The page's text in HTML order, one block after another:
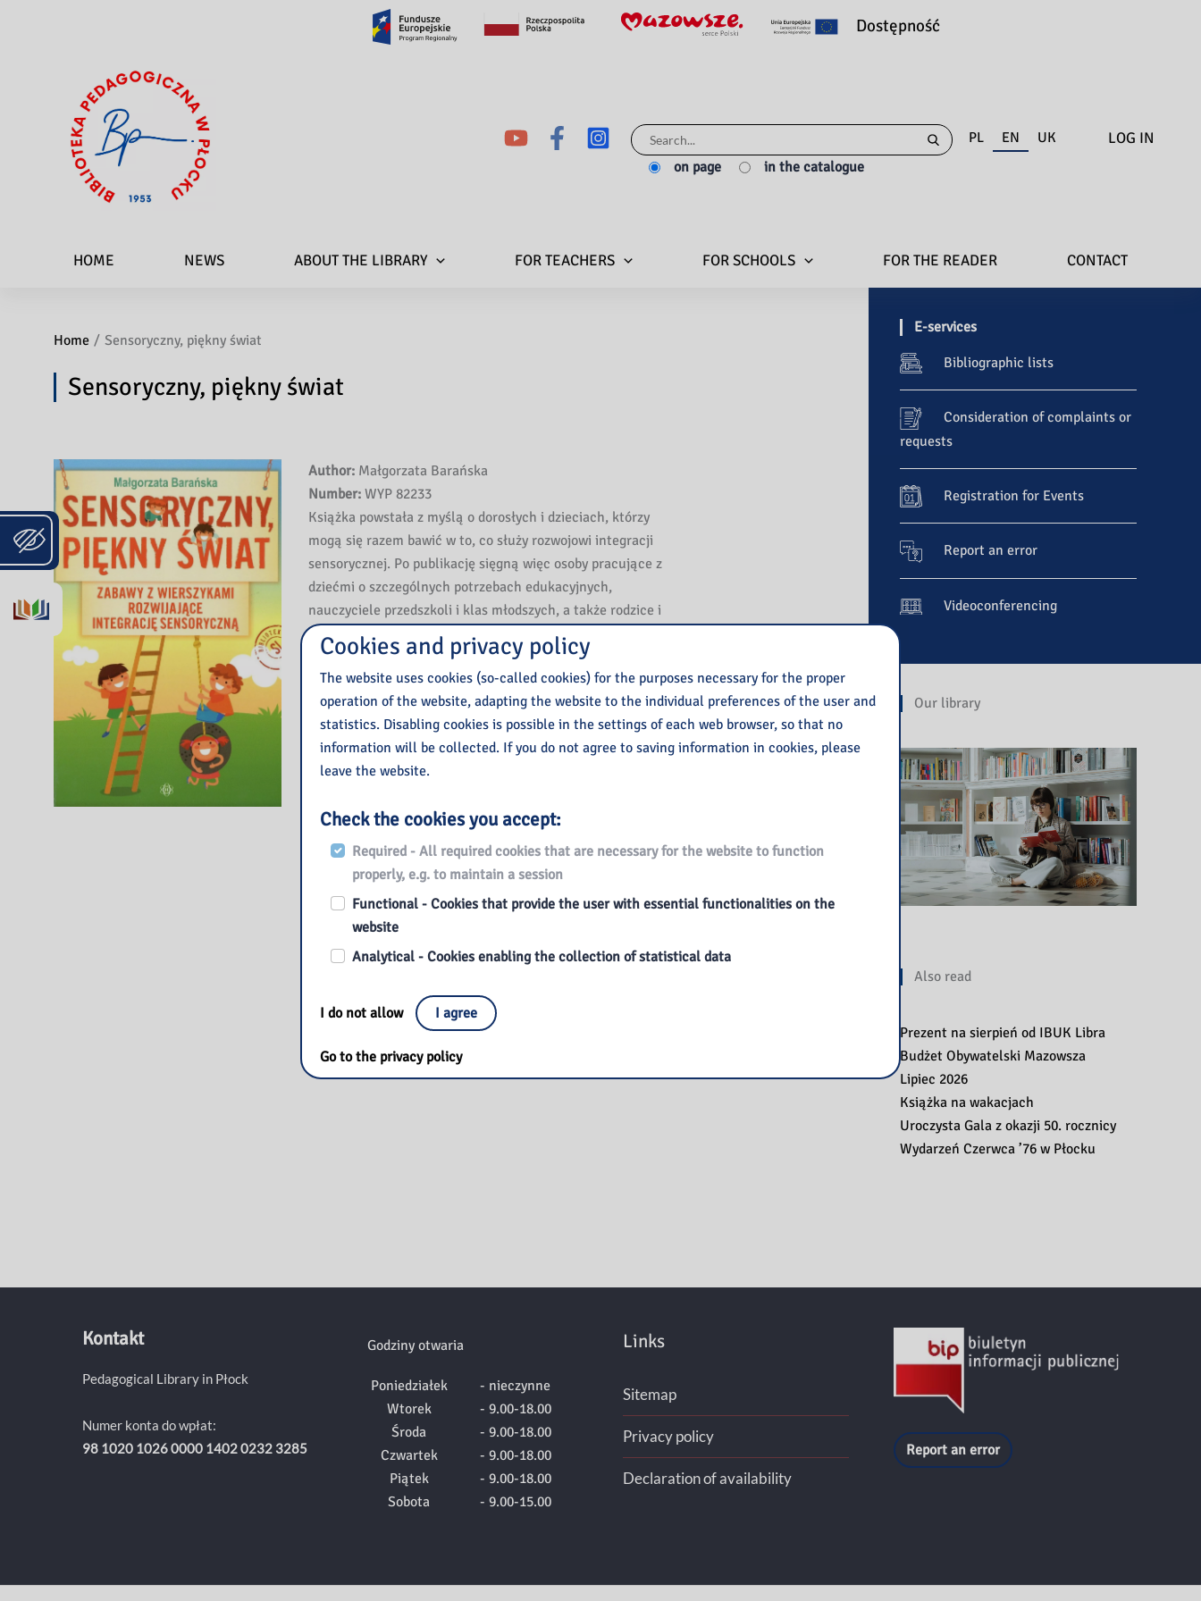
Dostępność
PL EN UK
Search
for:
on page in the catalogue
LOG IN
HOME NEWS ABOUT THE LIBRARY FOR TEACHERS FOR SCHOOLS FOR THE READER CONTACT
Home Sensoryczny, piękny świat
Sensoryczny, piękny świat
Author: Małgorzata Barańska
Number: WYP 82233
Książka powstała z myślą o dorosłych i dzieciach, którzy
mogą się razem bawić w to, co służy rozwojowi integracji
sensorycznej. Po publikację sięgną więc osoby pracujące z
dziećmi o szczególnych potrzebach edukacyjnych,
nauczyciele przedszkoli i klas młodszych, a także rodzice i
dziadkowie.
Zabawy z towarzyszącymi im wierszykami zostały podzielone
na pięć części odnoszących się do sposobu odbierania
bodźców z otoczenia. Są to: propriocepcja, układ
przedsionkowy, dotyk, słuch i wzrok.
E-services
Bibliographic lists
Consideration of complaints or
requests
Registration for Events
Report an error
Videoconferencing
Our library
Also read
Prezent na sierpień od IBUK Libra
Budżet Obywatelski Mazowsza
Lipiec 2026
Książka na wakacjach
Uroczysta Gala z okazji 50. rocznicy
Wydarzeń Czerwca ’76 w Płocku
Kontakt
Pedagogical Library in Płock
Numer konta do wpłat:
98 1020 1026 0000 1402 0232 3285
Godziny otwaria
Poniedziałek
Wtorek
Środa
Czwartek
Piątek
Sobota
- nieczynne
- 9.00-18.00
- 9.00-18.00
- 9.00-18.00
- 9.00-18.00
- 9.00-15.00
Links
Sitemap
Privacy policy
Declaration of availability
Report an error
Cookies and privacy policy
The website uses cookies (so-called cookies) for the purposes necessary for the proper
operation of the website, adapting the website to the individual preferences of the user and
statistics. Disabling cookies is possible in the settings of each web browser, so that no
information will be collected. If you do not agree to saving information in cookies, please
leave the website.
Check the cookies you accept:
Required - All required cookies that are necessary for the website to function
properly, e.g. to maintain a session
Functional - Cookies that provide the user with essential functionalities on the
website
Analytical - Cookies enabling the collection of statistical data
I do not allow I agree
Go to the privacy policy